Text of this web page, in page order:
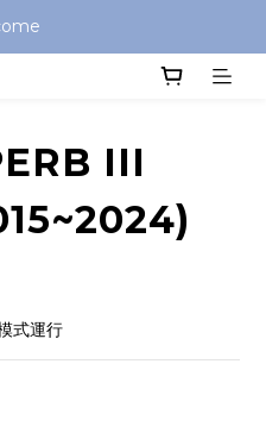
III
式運行